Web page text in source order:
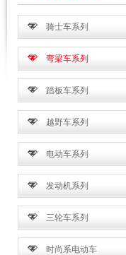
骑士车系列
弯梁车系列
踏板车系列
越野车系列
电动车系列
发动机系列
三轮车系列
时尚系电动车